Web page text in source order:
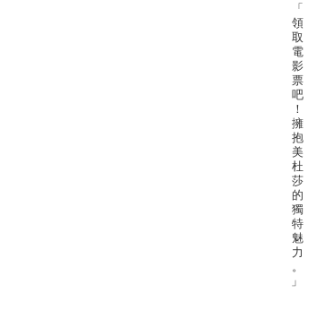
「
領
取
電
影
票
吧
！
擁
抱
美
杜
莎
的
獨
特
魅
力
。
」